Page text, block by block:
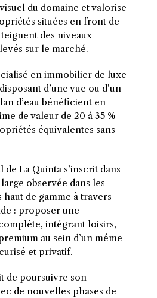
du domaine et valorise
situées en front de
des niveaux
sur le marché.
en immobilier de luxe
d’une vue ou d’un
d’eau bénéficient en
de valeur de 20 à 35 %
équivalentes sans
de La Quinta s’inscrit dans
observée dans les
de gamme à travers
: proposer une
intégrant loisirs,
au sein d’un même
et privatif.
de poursuivre son
de nouvelles phases de